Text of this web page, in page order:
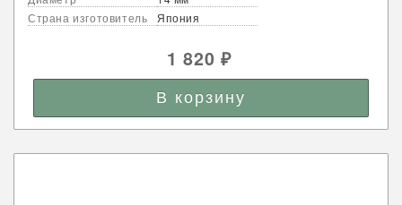
Страна изготовитель
Япония
1 820 ₽